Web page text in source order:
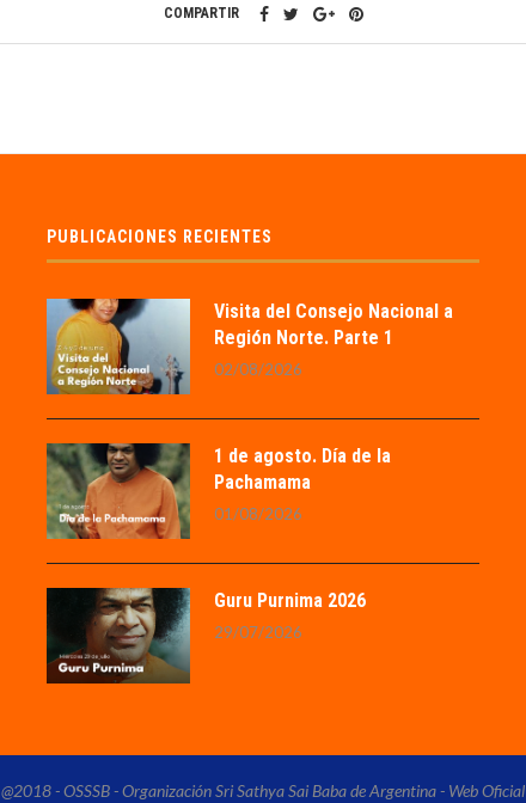
COMPARTIR
PUBLICACIONES RECIENTES
Visita del Consejo Nacional a
Región Norte. Parte 1
02/08/2026
1 de agosto. Día de la
Pachamama
01/08/2026
Guru Purnima 2026
29/07/2026
@2018 - OSSSB - Organización Sri Sathya Sai Baba de Argentina - Web Oficial